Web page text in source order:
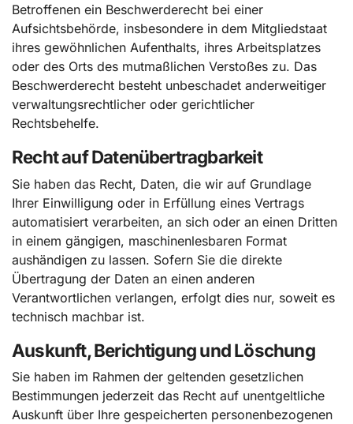
Betroffenen ein Beschwerderecht bei einer
Aufsichtsbehörde, insbesondere in dem Mitgliedstaat
ihres gewöhnlichen Aufenthalts, ihres Arbeitsplatzes
oder des Orts des mutmaßlichen Verstoßes zu. Das
Beschwerderecht besteht unbeschadet anderweitiger
verwaltungsrechtlicher oder gerichtlicher
Rechtsbehelfe.
Recht auf Daten­übertrag­barkeit
Sie haben das Recht, Daten, die wir auf Grundlage
Ihrer Einwilligung oder in Erfüllung eines Vertrags
automatisiert verarbeiten, an sich oder an einen Dritten
in einem gängigen, maschinenlesbaren Format
aushändigen zu lassen. Sofern Sie die direkte
Übertragung der Daten an einen anderen
Verantwortlichen verlangen, erfolgt dies nur, soweit es
technisch machbar ist.
Auskunft, Berichtigung und Löschung
Sie haben im Rahmen der geltenden gesetzlichen
Bestimmungen jederzeit das Recht auf unentgeltliche
Auskunft über Ihre gespeicherten personenbezogenen